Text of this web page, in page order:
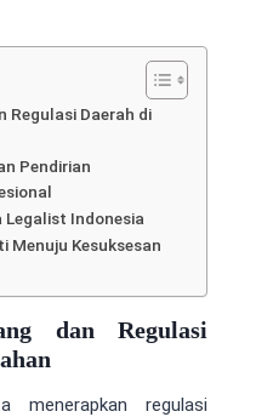
Regulasi Daerah di
Pendirian
Legalist Indonesia
Menuju Kesuksesan
dan Regulasi
menerapkan regulasi